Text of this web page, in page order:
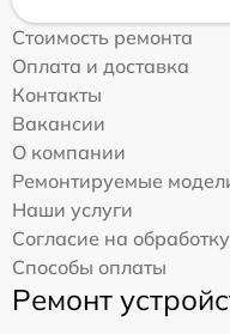
Стоимость ремонта
Оплата и доставка
Контакты
Вакансии
О компании
Ремонтируемые
Наши услуги
Согласие на
Способы оплаты
Ремонт